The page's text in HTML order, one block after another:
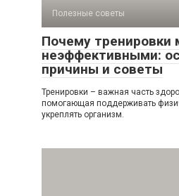
Полезные советы
Почему тренировки
неэффективными:
причины и советы
Тренировки – важная часть
помогающая поддерживать
укреплять организм.